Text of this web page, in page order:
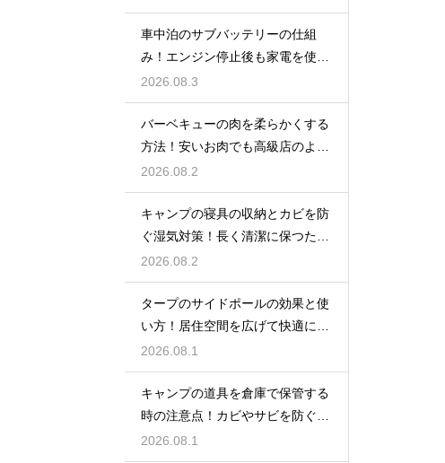
車中泊のサブバッテリーの仕組
み！エンジン停止後も家電を使う
ための知識
2026.08.3
バーベキューの肉を柔らかくする
方法！安いお肉でも高級店のよう
に美味しく
2026.08.2
キャンプの寝具の収納とカビを防
ぐ湿気対策！長く清潔に保つため
の手入れ
2026.08.2
タープのサイドポールの効果と使
い方！居住空間を広げて快適に過
ごす技
2026.08.1
キャンプの道具を倉庫で保管する
時の注意点！カビやサビを防ぐお
手入れ
2026.08.1